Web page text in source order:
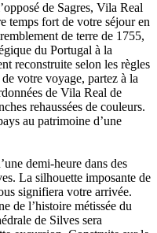
de Sagres, Vila Real
temps fort de votre séjour en
de terre de 1755,
du Portugal à la
reconstruite selon les règles
votre voyage, partez à la
de Vila Real de
rehaussées de couleurs.
au patrimoine d’une
demi-heure dans des
La silhouette imposante de
signifiera votre arrivée.
de l’histoire métissée du
de Silves sera